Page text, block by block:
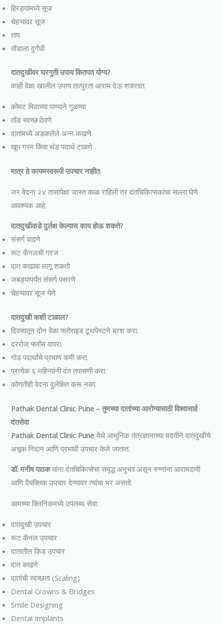
हिरड्यांमध्ये सूज
चेहऱ्यावर सूज
ताप
तोंडाला दुर्गंधी
दातदुखीवर घरगुती उपाय कितपत योग्य?
काही वेळा खालील उपाय तात्पुरता आराम देऊ शकतात.
कोमट मिठाच्या पाण्याने गुळण्या
तोंड स्वच्छ ठेवणे
दातांमध्ये अडकलेले अन्न काढणे
खूप गरम किंवा थंड पदार्थ टाळणे
मात्र हे कायमस्वरूपी उपचार नाहीत.
जर वेदना २४ तासांपेक्षा जास्त काळ राहिली तर दंतचिकित्सकांचा सल्ला घेणे
आवश्यक आहे.
दातदुखीकडे दुर्लक्ष केल्यास काय होऊ शकते?
संसर्ग वाढणे
रूट कॅनलची गरज
दात काढावा लागू शकतो
जबड्यापर्यंत संसर्ग पसरणे
चेहऱ्यावर सूज येणे
दातदुखी कशी टाळाल?
दिवसातून दोन वेळा फ्लोराइड टूथपेस्टने ब्रश करा.
दररोज फ्लॉस वापरा.
गोड पदार्थांचे प्रमाण कमी करा.
प्रत्येक ६ महिन्यांनी दंत तपासणी करा.
कोणतीही वेदना दुर्लक्षित करू नका.
Pathak Dental Clinic Pune – तुमच्या दातांच्या आरोग्यासाठी विश्वासार्ह
दंतसेवा
Pathak Dental Clinic Pune येथे आधुनिक तंत्रज्ञानाच्या मदतीने दातदुखीचे
अचूक निदान आणि प्रभावी उपचार केले जातात.
डॉ. मनीष पाठकयांना दंतचिकित्सेचा समृद्ध अनुभव असून रुग्णांना आरामदायी
आणि वैयक्तिक उपचार देण्यावर त्यांचा भर असतो.
आमच्या क्लिनिकमध्ये उपलब्ध सेवा:
दातदुखी उपचार
रूट कॅनल उपचार
दातातील किड उपचार
दात काढणे
दातांची स्वच्छता (Scaling)
Dental Crowns & Bridges
Smile Designing
Dental Implants